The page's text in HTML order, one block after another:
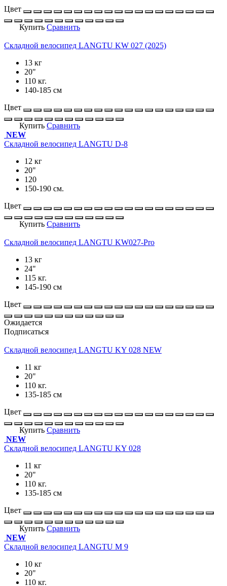
Цвет
Купить Сравнить
Складной велосипед LANGTU KW 027 (2025)
13 кг
20"
110 кг.
140-185 см
Цвет
Купить Сравнить
NEW
Складной велосипед LANGTU D-8
12 кг
20"
120
150-190 см.
Цвет
Купить Сравнить
Складной велосипед LANGTU KW027-Pro
13 кг
24"
115 кг.
145-190 см
Цвет
Ожидается
Подписаться
Складной велосипед LANGTU KY 028 NEW
11 кг
20"
110 кг.
135-185 см
Цвет
Купить Сравнить
NEW
Складной велосипед LANGTU KY 028
11 кг
20"
110 кг.
135-185 см
Цвет
Купить Сравнить
NEW
Складной велосипед LANGTU M 9
10 кг
20"
110 кг.